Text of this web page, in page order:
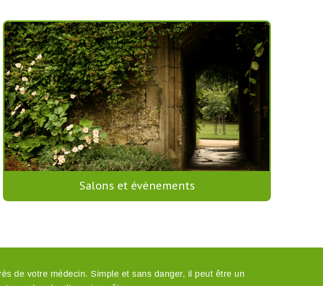
Salons et évènements
de votre médecin. Simple et sans danger, il peut être un